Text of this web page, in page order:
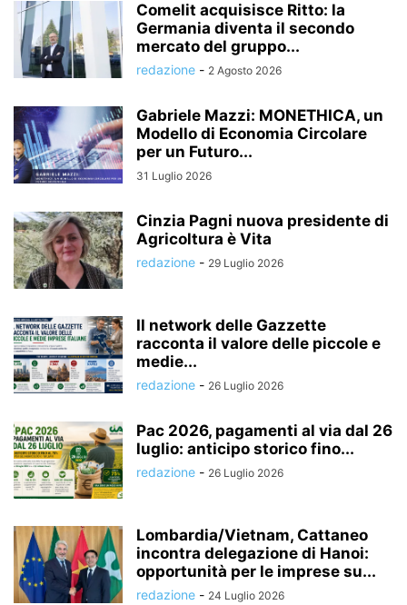
Comelit acquisisce Ritto: la
Germania diventa il secondo
mercato del gruppo...
redazione - 2 Agosto 2026
Gabriele Mazzi: MONETHICA, un
Modello di Economia Circolare
per un Futuro...
31 Luglio 2026
Cinzia Pagni nuova presidente di
Agricoltura è Vita
redazione - 29 Luglio 2026
Il network delle Gazzette
racconta il valore delle piccole e
medie...
redazione - 26 Luglio 2026
Pac 2026, pagamenti al via dal 26
luglio: anticipo storico fino...
redazione - 26 Luglio 2026
Lombardia/Vietnam, Cattaneo
incontra delegazione di Hanoi:
opportunità per le imprese su...
redazione - 24 Luglio 2026